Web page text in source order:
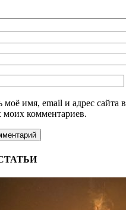
моё имя, email и адрес сайта
комментариев.